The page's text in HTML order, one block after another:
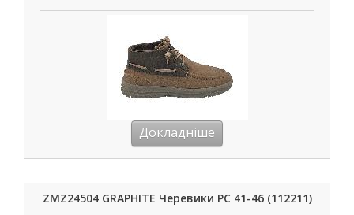
Докладніше
ZMZ24504 GRAPHITE Черевики РС 41-46 (112211)